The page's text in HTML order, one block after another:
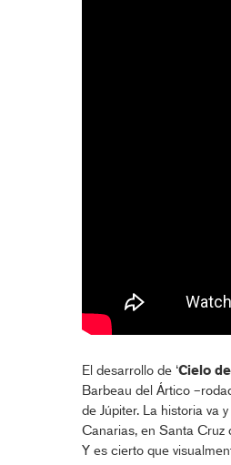
El desarrollo de ‘Cielo
Barbeau del Ártico
de Júpiter. La historia va
Canarias, en Santa Cruz
Y es cierto que